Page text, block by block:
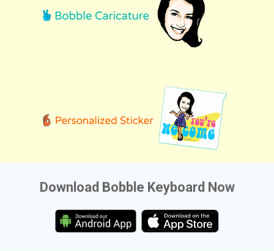
Download Bobble Keyboard Now